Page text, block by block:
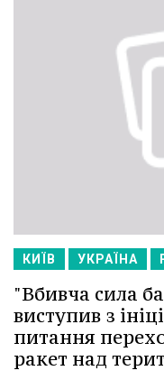
КИЇВ УКРАЇНА
"Вбивча сила
виступив з
питання
ракет над